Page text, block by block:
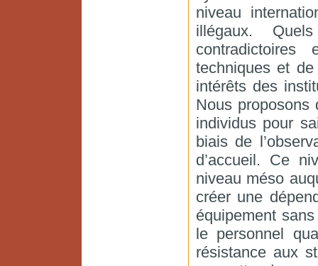
niveau
illégaux.
techniques et
intérêts des
Nous proposons
individus pour
biais de
d’accueil. Ce
niveau méso
créer une
équipement
le personnel
résistance aux